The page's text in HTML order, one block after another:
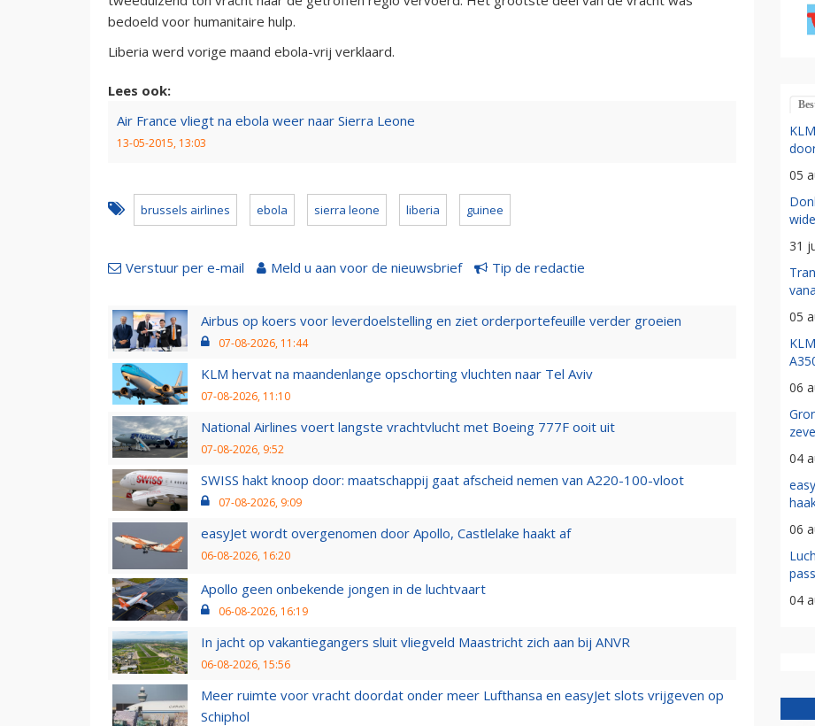
bedoeld voor humanitaire hulp.
Liberia werd vorige maand ebola-vrij verklaard.
Lees ook:
Air France vliegt na ebola weer naar Sierra Leone
13-05-2015, 13:03
brussels airlines ebola sierra leone liberia guinee
Verstuur per e-mail Meld u aan voor de nieuwsbrief Tip de redactie
Airbus op koers voor leverdoelstelling en ziet orderportefeuille verder groeien
07-08-2026, 11:44
KLM hervat na maandenlange opschorting vluchten naar Tel Aviv
07-08-2026, 11:10
National Airlines voert langste vrachtvlucht met Boeing 777F ooit uit
07-08-2026, 9:52
SWISS hakt knoop door: maatschappij gaat afscheid nemen van A220-100-vloot
07-08-2026, 9:09
easyJet wordt overgenomen door Apollo, Castlelake haakt af
06-08-2026, 16:20
Apollo geen onbekende jongen in de luchtvaart
06-08-2026, 16:19
In jacht op vakantiegangers sluit vliegveld Maastricht zich aan bij ANVR
06-08-2026, 15:56
Meer ruimte voor vracht doordat onder meer Lufthansa en easyJet slots vrijgeven op
Schiphol
05
31
05
06
04
06
04